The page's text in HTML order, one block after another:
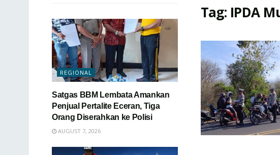
Tag: IPDA
REGIONAL
Satgas BBM Lembata Amankan
Penjual Pertalite Eceran, Tiga
Orang Diserahkan ke Polisi
AUGUST 7, 2026